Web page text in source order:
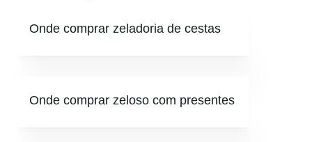
Onde comprar zeladoria de cestas
Onde comprar zeloso com presentes